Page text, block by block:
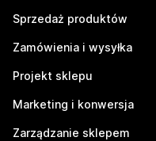
Sprzedaż produktów
Zamówienia i wysyłka
Projekt sklepu
Marketing i konwersja
Zarządzanie sklepem